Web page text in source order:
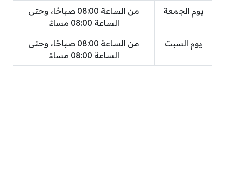
يوم الجمعة
من الساعة 08:00 صباحًا، وحتى
الساعة 08:00 مساءً.
يوم السبت
من الساعة 08:00 صباحًا، وحتى
الساعة 08:00 مساءً.